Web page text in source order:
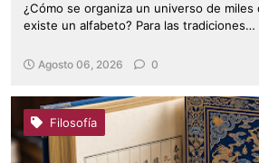
¿Cómo se organiza un universo de
existe un alfabeto? Para las tradiciones…
Agosto 06, 2026 0
Filosofía